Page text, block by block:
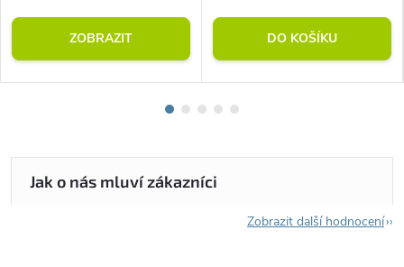
ZOBRAZIT DO KOŠÍKU
Zobrazit další hodnocení